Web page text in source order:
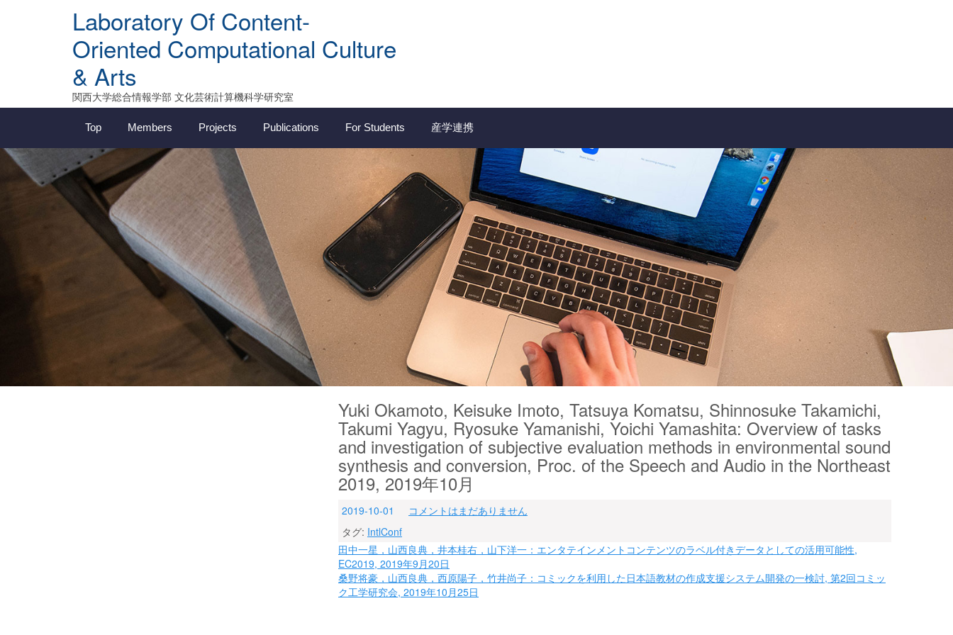
Laboratory Of Content-
Oriented Computational Culture
& Arts
関西大学総合情報学部 文化芸術計算機科学研究室
Top Members Projects Publications For Students 産学連携
Yuki Okamoto, Keisuke Imoto, Tatsuya Komatsu, Shinnosuke Takamichi,
Takumi Yagyu, Ryosuke Yamanishi, Yoichi Yamashita: Overview of tasks
and investigation of subjective evaluation methods in environmental sound
synthesis and conversion, Proc. of the Speech and Audio in the Northeast
2019, 2019年10月
2019-10-01
コメントはまだありません
タグ: IntlConf
投
稿
ナ
田中一星，山西良典，井本桂右，山下洋一：エンタテインメントコンテンツのラベル付きデータとしての活用可能性,
EC2019, 2019年9月20日
桑野将豪，山西良典，西原陽子，竹井尚子：コミックを利用した日本語教材の作成支援システム開発の一検討, 第2回コミッ
ク工学研究会, 2019年10月25日